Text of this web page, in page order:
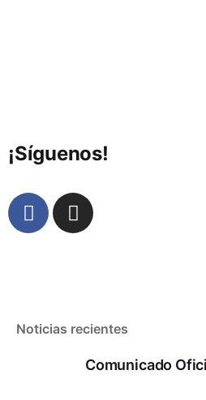
¡Síguenos!
Noticias recientes
Comunicado